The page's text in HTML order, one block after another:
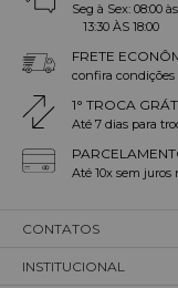
Seg à Sex: 08:00
13:30 ÀS 18:00
FRETE
confira condições
1° TROCA
Até 7 dias para
Até 10x sem
CONTATOS
INSTITUCIONAL